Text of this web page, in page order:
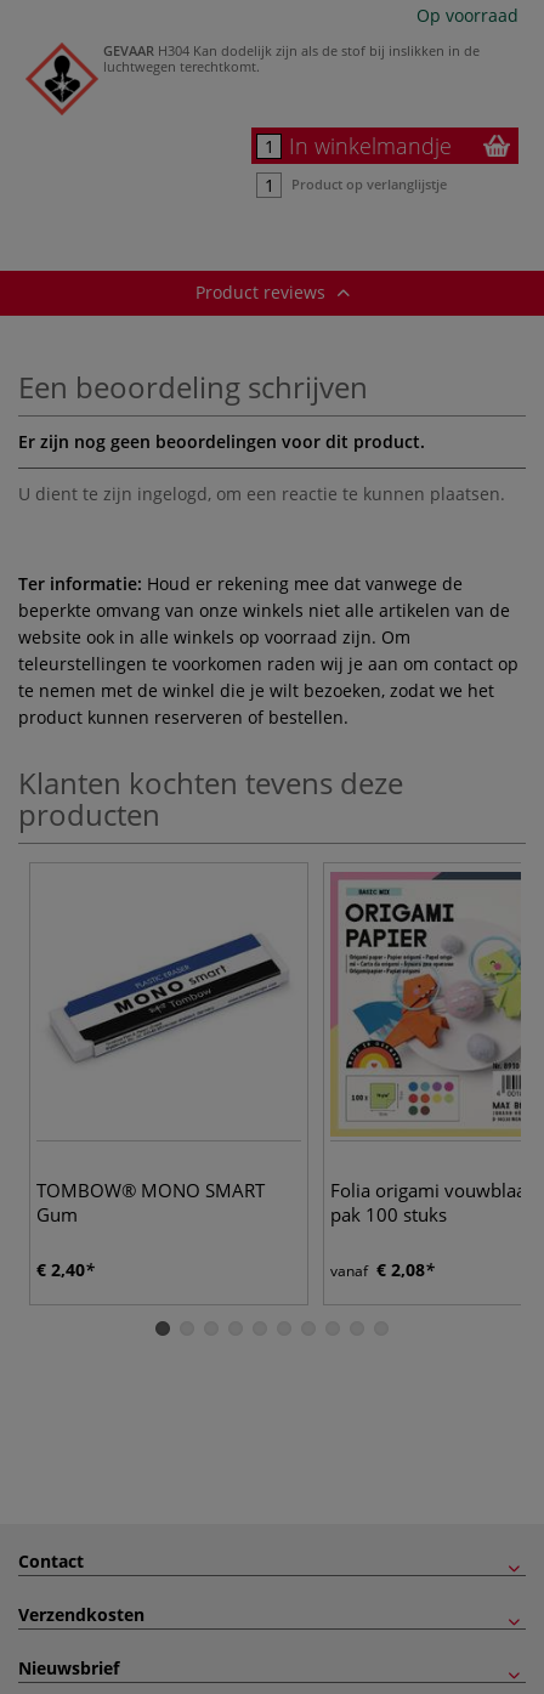
Op voorraad
GEVAAR H304 Kan dodelijk zijn als de stof bij inslikken in de
luchtwegen terechtkomt.
In winkelmandje
Product op verlanglijstje
Product reviews
Een beoordeling schrijven
Er zijn nog geen beoordelingen voor dit product.
U dient te zijn ingelogd, om een reactie te kunnen plaatsen.
Ter informatie: Houd er rekening mee dat vanwege de
beperkte omvang van onze winkels niet alle artikelen van de
website ook in alle winkels op voorraad zijn. Om
teleurstellingen te voorkomen raden wij je aan om contact op
te nemen met de winkel die je wilt bezoeken, zodat we het
product kunnen reserveren of bestellen.
Klanten kochten tevens deze
producten
TOMBOW® MONO SMART
Gum
€ 2,40
Folia origami
pak 100 stuks
vanaf € 2,08
Contact
Verzendkosten
Nieuwsbrief